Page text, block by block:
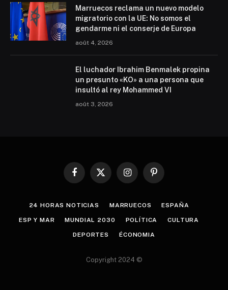
Marruecos reclama un nuevo modelo
migratorio con la UE: No somos el
gendarme ni el conserje de Europa
août 4, 2026
El luchador Ibrahim Benmalek propina
un presunto «KO» a una persona que
insultó al rey Mohammed VI
août 3, 2026
Facebook
X
InstagramPinterest
24 HORAS NOTICIAS MARRUECOS ESPAÑA
ESP Y MAR MUNDIAL 2030 POLÍTICA CULTURA
DEPORTES ÉCONOMIA
Copyright 2024 ©